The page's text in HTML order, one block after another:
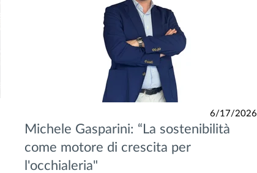
6/17/2026
Michele Gasparini: “La sostenibilità
come motore di crescita per
l'occhialeria"